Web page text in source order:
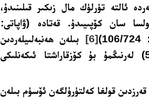
ئالتە تۈرلۈك مال زىكىر قىلىنىدۇ،
سان كۆپىيىدۇ. قەتادە (ۋاپاتى:
[6] بىلەن ھەنبەلىيلەردىن
ئىبىن ئەقىل (ۋاپاتى: 513/1119) لەرنىڭمۇ بۇ كۆزقاراشتا ئىكەنلىكى
قولغا كەلتۈرۈلگەن ئۆسۈم بىلەن